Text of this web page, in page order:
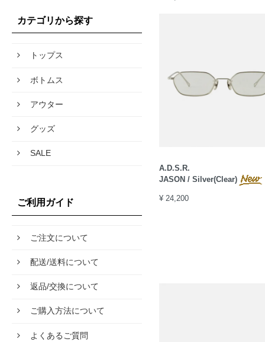
カテゴリから探す
トップス
ボトムス
アウター
グッズ
SALE
ご利用ガイド
ご注文について
配送/送料について
返品/交換について
ご購入方法について
よくあるご質問
A.D.S.R.
JASON / Silver(Clear)
¥ 24,200